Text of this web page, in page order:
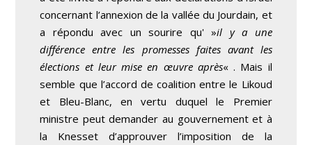
concernant l’annexion de la vallée du Jourdain, et
a répondu avec un sourire qu' »il y a une
différence entre les promesses faites avant les
élections et leur mise en œuvre après« . Mais il
semble que l’accord de coalition entre le Likoud
et Bleu-Blanc, en vertu duquel le Premier
ministre peut demander au gouvernement et à
la Knesset d’approuver l’imposition de la